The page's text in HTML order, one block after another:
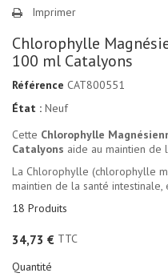
Imprimer
Chlorophylle
100 ml Catalyons
Référence CAT800551
État : Neuf
Cette Chlorophylle
Catalyons aide au maintien de
La Chlorophylle (chlorophylle
maintien de la santé
18 Produits
34,73 € TTC
Quantité